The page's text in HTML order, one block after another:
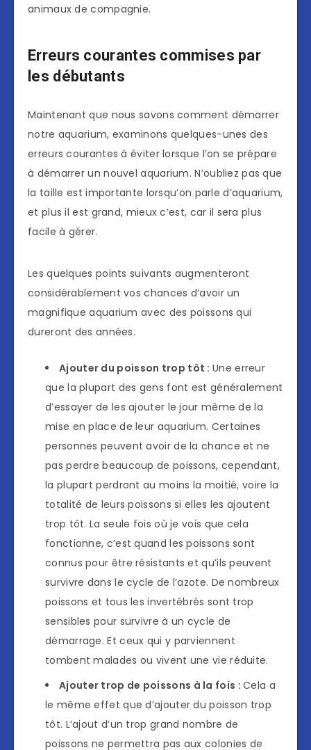
animaux de compagnie.
Erreurs courantes commises par
les débutants
Maintenant que nous savons comment démarrer
notre aquarium, examinons quelques-unes des
erreurs courantes à éviter lorsque l’on se prépare
à démarrer un nouvel aquarium. N’oubliez pas que
la taille est importante lorsqu’on parle d’aquarium,
et plus il est grand, mieux c’est, car il sera plus
facile à gérer.
Les quelques points suivants augmenteront
considérablement vos chances d’avoir un
magnifique aquarium avec des poissons qui
dureront des années.
Ajouter du poisson trop tôt : Une erreur
que la plupart des gens font est généralement
d’essayer de les ajouter le jour même de la
mise en place de leur aquarium. Certaines
personnes peuvent avoir de la chance et ne
pas perdre beaucoup de poissons, cependant,
la plupart perdront au moins la moitié, voire la
totalité de leurs poissons si elles les ajoutent
trop tôt. La seule fois où je vois que cela
fonctionne, c’est quand les poissons sont
connus pour être résistants et qu’ils peuvent
survivre dans le cycle de l’azote. De nombreux
poissons et tous les invertébrés sont trop
sensibles pour survivre à un cycle de
démarrage. Et ceux qui y parviennent
tombent malades ou vivent une vie réduite.
Ajouter trop de poissons à la fois :Cela a
le même effet que d’ajouter du poisson trop
tôt. L’ajout d’un trop grand nombre de
poissons ne permettra pas aux colonies de